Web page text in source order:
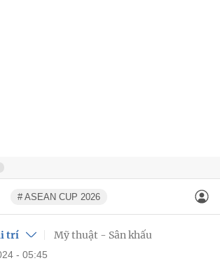
# ASEAN CUP 2026
trí Mỹ thuật - Sân khấu
- 05:45